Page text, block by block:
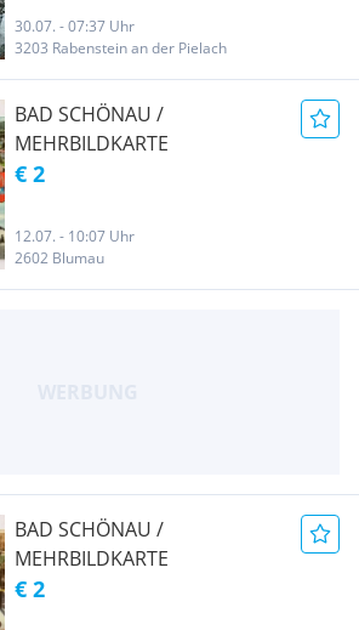
30.07. - 07:37 Uhr
3203 Rabenstein an der Pielach
BAD SCHÖNAU /
MEHRBILDKARTE
€ 2
12.07. - 10:07 Uhr
2602 Blumau
BAD SCHÖNAU /
MEHRBILDKARTE
€ 2